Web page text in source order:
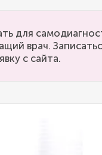
для
врач.
с сайта.